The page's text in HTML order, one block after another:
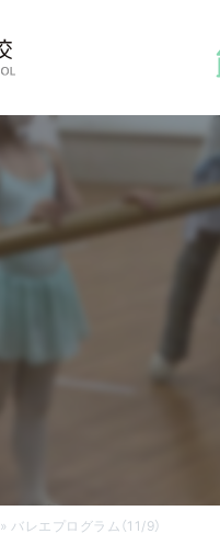
»バレエプログラム（11/9）